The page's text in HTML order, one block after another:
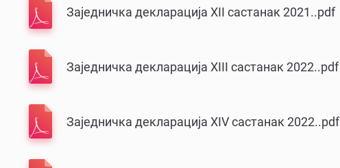
Заједничка декларација XII састанак 2021..pdf
Заједничка декларација XIII састанак 2022..pdf
Заједничка декларација XIV састанак 2022..pdf